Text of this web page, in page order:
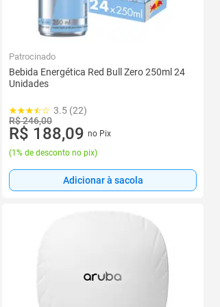
Patrocinado
Bebida Energética Red Bull Zero 250ml 24
Unidades
3.5 (22)
R$ 246,00
R$ 188,09 no Pix
(1% de desconto no pix)
Adicionar à sacola